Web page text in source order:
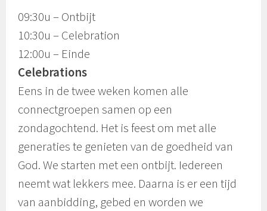
09:30u – Ontbijt
10:30u – Celebration
12:00u – Einde
Celebrations
Eens in de twee weken komen alle
connectgroepen samen op een
zondagochtend. Het is feest om met alle
generaties te genieten van de goedheid van
God. We starten met een ontbijt. Iedereen
neemt wat lekkers mee. Daarna is er een tijd
van aanbidding, gebed en worden we